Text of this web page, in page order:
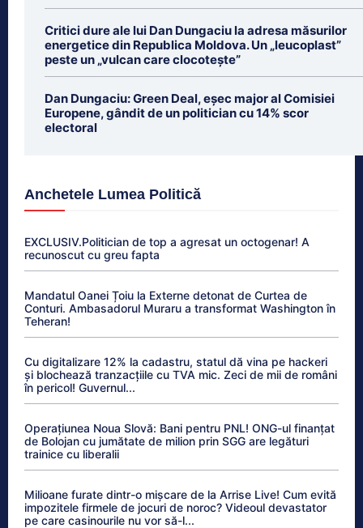
Critici dure ale lui Dan Dungaciu la adresa măsurilor
energetice din Republica Moldova. Un „leucoplast”
peste un „vulcan care clocotește”
Dan Dungaciu: Green Deal, eșec major al Comisiei
Europene, gândit de un politician cu 14% scor
electoral
Anchetele Lumea Politică
EXCLUSIV.Politician de top a agresat un octogenar! A
recunoscut cu greu fapta
Mandatul Oanei Țoiu la Externe detonat de Curtea de
Conturi. Ambasadorul Muraru a transformat Washington în
Teheran!
Cu digitalizare 12% la cadastru, statul dă vina pe hackeri
și blochează tranzacțiile cu TVA mic. Zeci de mii de români
în pericol! Guvernul...
Operațiunea Noua Slovă: Bani pentru PNL! ONG-ul finanțat
de Bolojan cu jumătate de milion prin SGG are legături
trainice cu liberalii
Milioane furate dintr-o mișcare de la Arrise Live! Cum evită
impozitele firmele de jocuri de noroc? Videoul devastator
pe care casinourile nu vor să-l...